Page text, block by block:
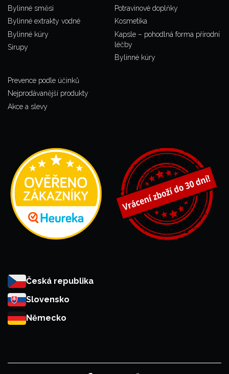
Bylinné směsi
Bylinné extrakty vodné
Bylinné kúry
Sirupy
Potravinové doplňky
Kosmetika
Kapsle – pohodlná forma přírodní
léčby
Bylinné kúry
Prevence podle účinků
Nejprodávanější produkty
Akce a slevy
Česká republika
Slovensko
Německo